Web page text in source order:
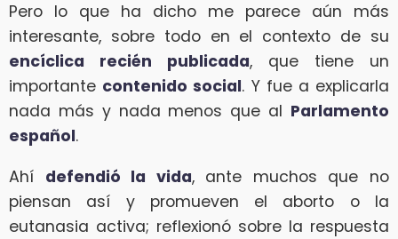
Pero lo que ha dicho me parece aún más
interesante, sobre todo en el contexto de su
encíclica recién publicada, que tiene un
importante contenido social. Y fue a explicarla
nada más y nada menos que al Parlamento
español.
Ahí defendió la vida, ante muchos que no
piensan así y promueven el aborto o la
eutanasia activa; reflexionó sobre la respuesta